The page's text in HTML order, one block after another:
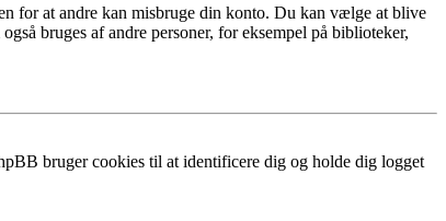
for at andre kan misbruge din konto. Du kan vælge at blive
bruges af andre personer, for eksempel på biblioteker,
bruger cookies til at identificere dig og holde dig logget